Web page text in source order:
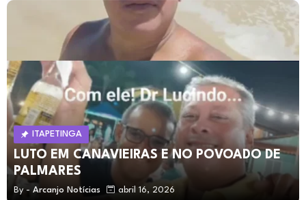
ITAPETINGA
LUTO EM CANAVIEIRAS E NO POVOADO DE
PALMARES
By - Arcanjo Notícias abril 16, 2026